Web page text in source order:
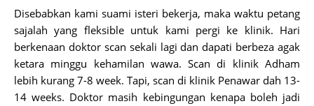
Disebabkan kami suami isteri bekerja, maka waktu petang
sajalah yang fleksible untuk kami pergi ke klinik. Hari
berkenaan doktor scan sekali lagi dan dapati berbeza agak
ketara minggu kehamilan wawa. Scan di klinik Adham
lebih kurang 7-8 week. Tapi, scan di klinik Penawar dah 13-
14 weeks. Doktor masih kebingungan kenapa boleh jadi